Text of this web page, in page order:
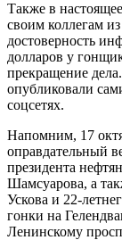
Также в
своим коллегам
достоверность
долларов у
прекращение
опубликовали
соцсетях.
Напомним, 17
оправдательный
президента
Шамсуарова, а
Ускова и 22-
гонки на
Ленинскому